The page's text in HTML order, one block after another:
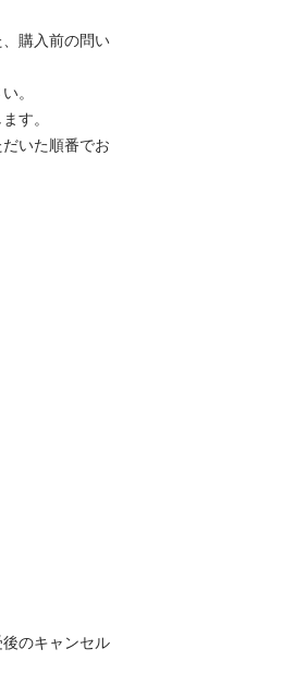
購入前の問い
。
す。
いた順番でお
のキャンセル